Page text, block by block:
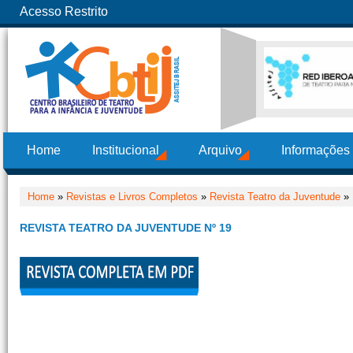
Acesso Restrito
Home Institucional Arquivo
Home » Revistas e Livros Completos » Revista Teatro da Juventude »
REVISTA TEATRO DA JUVENTUDE Nº 19